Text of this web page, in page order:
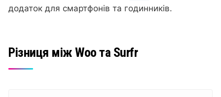
додаток для смартфонів та годинників.
Різниця між Woo та Surfr